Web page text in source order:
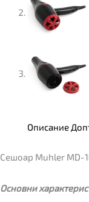
Описание
Сешоар Muhler MD-
Основни